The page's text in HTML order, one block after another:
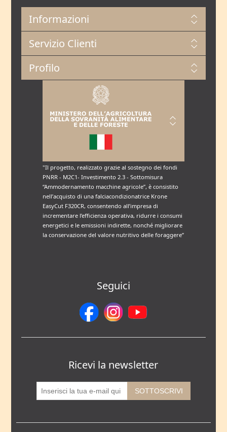
Informazioni
Servizio Clienti
Profilo
"Il progetto, realizzato grazie al sostegno dei fondi
PNRR - M2C1- Investimento 2.3 - Sottomisura
“Ammodernamento macchine agricole”, è consistito
nell’acquisto di una falciacondizionatrice Krone
EasyCut F320CR, consentendo all’impresa di
incrementare l’efficienza operativa, ridurre i consumi
energetici e le emissioni indirette, nonché migliorare
la conservazione del valore nutritivo delle foraggere”
Seguici
Ricevi la newsletter